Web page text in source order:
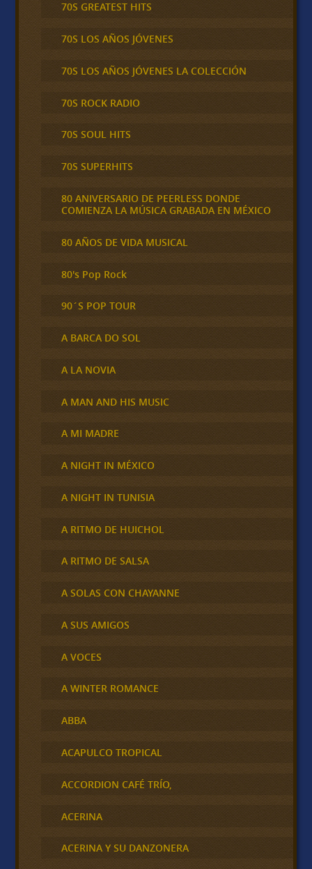
70S GREATEST HITS
70S LOS AÑOS JÓVENES
70S LOS AÑOS JÓVENES LA COLECCIÓN
70S ROCK RADIO
70S SOUL HITS
70S SUPERHITS
80 ANIVERSARIO DE PEERLESS DONDE
COMIENZA LA MÚSICA GRABADA EN MÉXICO
80 AÑOS DE VIDA MUSICAL
80's Pop Rock
90´S POP TOUR
A BARCA DO SOL
A LA NOVIA
A MAN AND HIS MUSIC
A MI MADRE
A NIGHT IN MÉXICO
A NIGHT IN TUNISIA
A RITMO DE HUICHOL
A RITMO DE SALSA
A SOLAS CON CHAYANNE
A SUS AMIGOS
A VOCES
A WINTER ROMANCE
ABBA
ACAPULCO TROPICAL
ACCORDION CAFÉ TRÍO,
ACERINA
ACERINA Y SU DANZONERA